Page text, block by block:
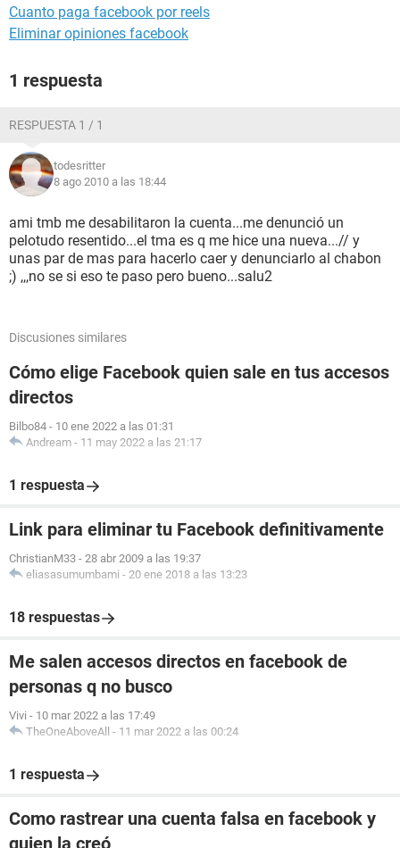
Cuanto paga facebook por reels
Eliminar opiniones facebook
1 respuesta
RESPUESTA 1 / 1
todesritter
8 ago 2010 a las 18:44
ami tmb me desabilitaron la cuenta...me denunció un
pelotudo resentido...el tma es q me hice una nueva...// y
unas par de mas para hacerlo caer y denunciarlo al chabon
;) ,,,no se si eso te paso pero bueno...salu2
Discusiones similares
Cómo elige Facebook quien sale en tus accesos
directos
Bilbo84 - 10 ene 2022 a las 01:31
Andream - 11 may 2022 a las 21:17
1 respuesta
Link para eliminar tu Facebook definitivamente
ChristianM33 - 28 abr 2009 a las 19:37
eliasasumumbami - 20 ene 2018 a las 13:23
18 respuestas
Me salen accesos directos en facebook de
personas q no busco
Vivi - 10 mar 2022 a las 17:49
TheOneAboveAll - 11 mar 2022 a las 00:24
1 respuesta
Como rastrear una cuenta falsa en facebook y
quien la creó